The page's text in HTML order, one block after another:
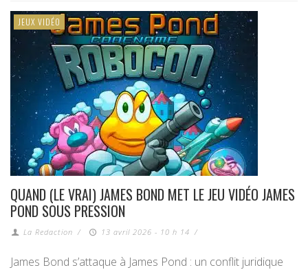
JEUX VIDÉO
QUAND (LE VRAI) JAMES BOND MET LE JEU VIDÉO JAMES
POND SOUS PRESSION
La Redaction / 13 avril 2026 - 10 h 14 /
James Bond s’attaque à James Pond : un conflit juridique